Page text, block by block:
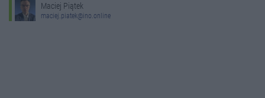
Maciej Piątek
maciej.piatek@ino.online